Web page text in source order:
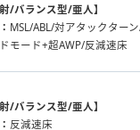
射/バランス型/亜人】
MSL/ABL/対アタックター
モード+超AWP/反減速床
射/バランス型/亜人】
反減速床